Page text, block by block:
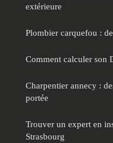
extérieure
Plombier carquefou :
Comment calculer son
Charpentier annecy :
portée
Trouver un expert en
Strasbourg